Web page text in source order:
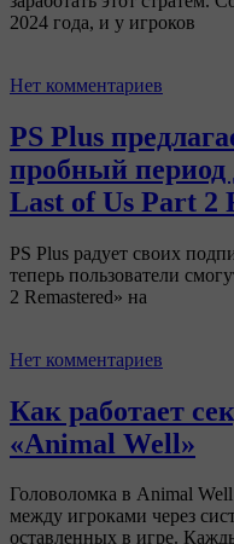
2024 года, и у игроков
Нет комментариев
PS Plus
пробный период
Last of Us Part 2
PS Plus радует своих
теперь пользователи
2 Remastered» на
Нет комментариев
Как работает
«Animal Well»
Головоломка в Animal
между игроками через
оставленных в игре.